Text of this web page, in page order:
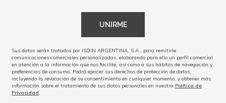
UNIRME
Sus datos serán tratados por ISDIN ARGENTINA, S.A., para remitirle
comunicaciones comerciales personalizadas, elaborando para ello un perfil comercial
en atención a la información que nos facilite, así como a sus hábitos de navegación y
preferencias de consumo. Podrá ejercer sus derechos de protección de datos,
incluyendo la revocación de su consentimiento en cualquier momento, y obtener más
información sobre el tratamiento de sus datos personales en nuestra Política de
Privacidad.